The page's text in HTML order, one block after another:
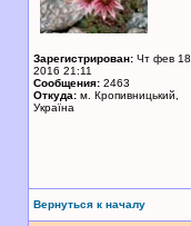
Зарегистрирован: Чт фев 18,
2016 21:11
Сообщения: 2463
Откуда: м. Кропивницький,
Україна
Вернуться к началу